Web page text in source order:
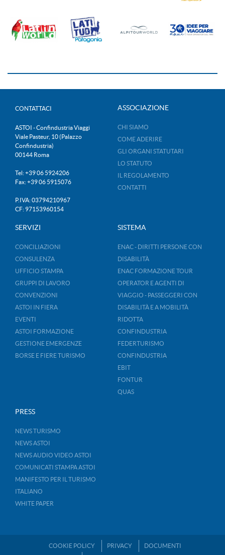
CONTATTACI
ASTOI - Confindustria Viaggi
Viale Pasteur, 10 (Palazzo
Confindustria)
00144 Roma
Tel: +39 06 5924206
Fax: +39 06 5915076
P.IVA: 03794210967
CF: 97153960154
ASSOCIAZIONE
CHI SIAMO
COME ADERIRE
GLI ORGANI STATUTARI
LO STATUTO
IL REGOLAMENTO
CONTATTI
SERVIZI
CONCILIAZIONI
CONSULENZA
UFFICIO STAMPA
GRUPPI DI LAVORO
CONVENZIONI
ASTOI IN FIERA
EVENTI
ASTOI FORMAZIONE
GESTIONE EMERGENZE
BORSE E FIERE TURISMO
SISTEMA
ENAC - DIRITTI PERSONE CON
DISABILITÀ
ENAC FORMAZIONE TOUR
OPERATOR E AGENTI DI
VIAGGIO - PASSEGGERI CON
DISABILITÀ E A MOBILITÀ
RIDOTTA
CONFINDUSTRIA
FEDERTURISMO
CONFINDUSTRIA
EBIT
FONTUR
QUAS
PRESS
NEWS TURISMO
NEWS ASTOI
NEWS AUDIO VIDEO ASTOI
COMUNICATI STAMPA ASTOI
MANIFESTO PER IL TURISMO
ITALIANO
WHITE PAPER
COOKIE POLICY PRIVACY
DOCUMENTI